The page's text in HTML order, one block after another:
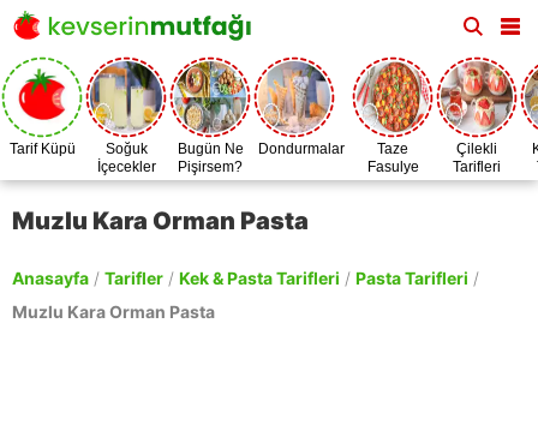
Tarif Küpü
Soğuk
İçecekler
Bugün Ne
Pişirsem?
Dondurmalar
Taze
Fasulye
Zamanı
Çilekli
Tarifleri
Muzlu Kara Orman Pasta
Anasayfa / Tarifler / Kek & Pasta Tarifleri / Pasta Tarifleri /
Muzlu Kara Orman Pasta